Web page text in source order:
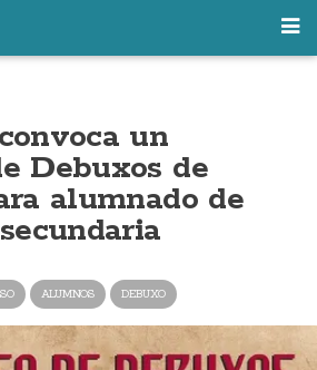
un
Debuxos de
alumnado de
ALUMNOS DEBUXO